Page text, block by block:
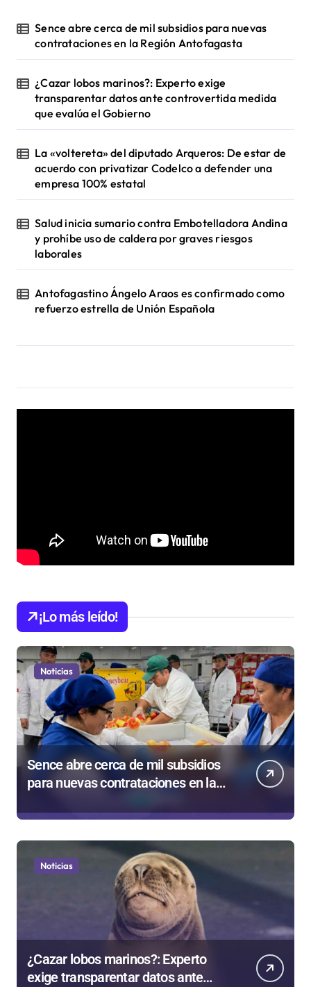
Sence abre cerca de mil subsidios para nuevas
contrataciones en la Región Antofagasta
¿Cazar lobos marinos?: Experto exige
transparentar datos ante controvertida medida
que evalúa el Gobierno
La «voltereta» del diputado Arqueros: De estar de
acuerdo con privatizar Codelco a defender una
empresa 100% estatal
Salud inicia sumario contra Embotelladora Andina
y prohíbe uso de caldera por graves riesgos
laborales
Antofagastino Ángelo Araos es confirmado como
refuerzo estrella de Unión Española
¡Lo más leído!
Noticias
Sence abre cerca de mil subsidios
para nuevas contrataciones en la
Noticias
¿Cazar lobos marinos?: Experto
exige transparentar datos ante